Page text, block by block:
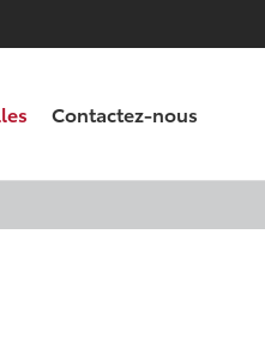
Contactez-nous